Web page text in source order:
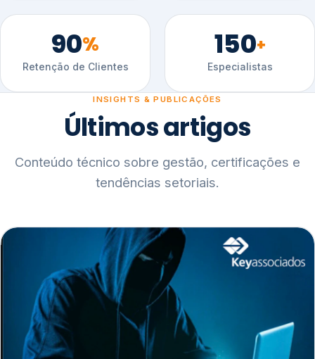
90%
Retenção de Clientes
150+
Especialistas
INSIGHTS & PUBLICAÇÕES
Últimos artigos
Conteúdo técnico sobre gestão, certificações e
tendências setoriais.